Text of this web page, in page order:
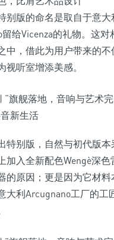
别版的命名是取自于意
给Vicenza的礼物。这
中，借此为用户带来的
视听室增添美感。
特别版，自然与初代版
加入全新配色Wengè深
的原因；更是因为它材
大利Arcugnano工厂的